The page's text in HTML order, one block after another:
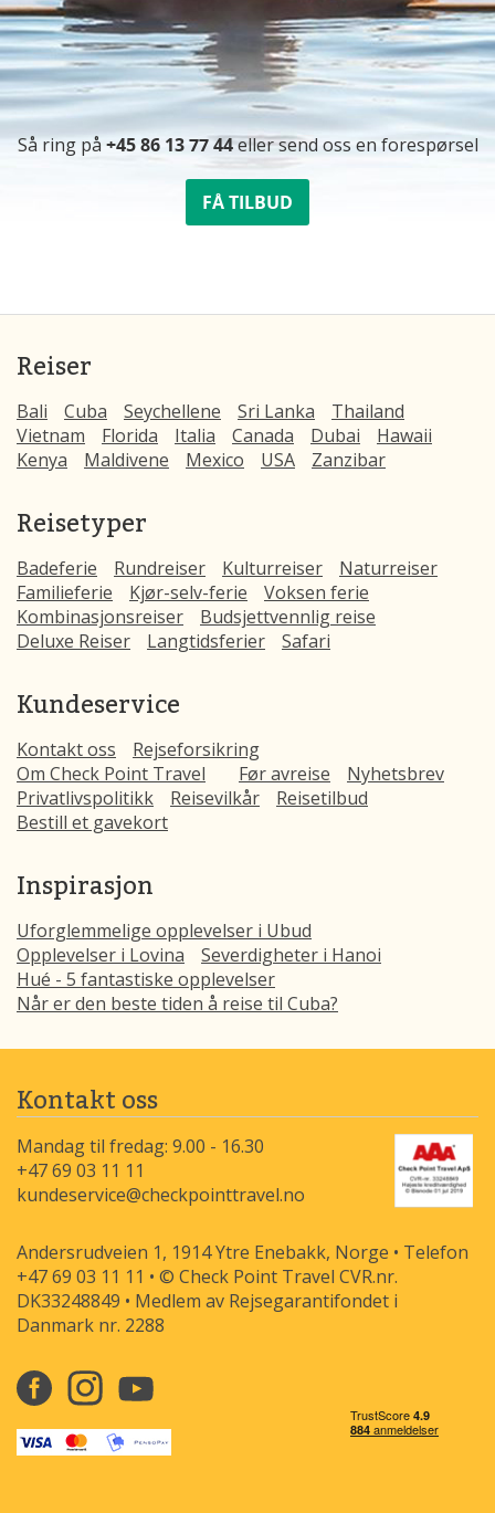
Så ring på +45 86 13 77 44eller send oss ​​en forespørsel
FÅ TILBUD
Reiser
Bali Cuba Seychellene Sri Lanka
Thailand
Vietnam
Florida Italia Canada Dubai
Hawaii
Kenya
Maldivene Mexico USA Zanzibar
Reisetyper
Badeferie Rundreiser Kulturreiser
Naturreiser
Familieferie
Kjør-selv-ferie
Voksen ferie
Kombinasjonsreiser
Budsjettvennlig reise
Deluxe Reiser
Langtidsferier Safari
Kundeservice
Kontakt oss
Rejseforsikring
Om Check Point Travel
Før avreise
Nyhetsbrev
Privatlivspolitikk
Reisevilkår
Reisetilbud
Bestill et gavekort
Inspirasjon
Uforglemmelige opplevelser i Ubud
Opplevelser i Lovina
Severdigheter i Hanoi
Hué - 5 fantastiske opplevelser
Når er den beste tiden å reise til Cuba?
Kontakt oss
Mandag til fredag: 9.00 - 16.30
+47 69 03 11 11
kundeservice@checkpointtravel.no
Andersrudveien 1, 1914 Ytre Enebakk, Norge • Telefon
+47 69 03 11 11 • © Check Point Travel CVR.nr.
DK33248849 • Medlem av Rejsegarantifondet i
Danmark nr. 2288